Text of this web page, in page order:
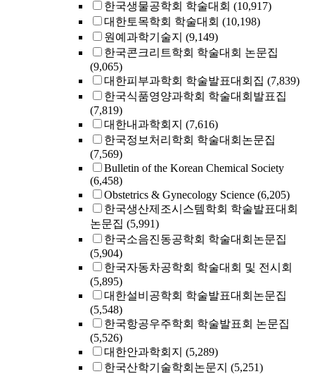
한국생물공학회 학술대회 (10,917)
대한토목학회 학술대회 (10,198)
원예과학기술지 (9,149)
한국콘크리트학회 학술대회 논문집
(9,065)
대한피부과학회 학술발표대회집 (7,839)
한국식품영양과학회 학술대회발표집
(7,819)
대한내과학회지 (7,616)
한국정보처리학회 학술대회논문집
(7,569)
Bulletin of the Korean Chemical Society
(6,458)
Obstetrics & Gynecology Science (6,205)
한국생산제조시스템학회 학술발표대회
논문집 (5,991)
한국소음진동공학회 학술대회논문집
(5,904)
한국자동차공학회 학술대회 및 전시회
(5,895)
대한설비공학회 학술발표대회논문집
(5,548)
한국항공우주학회 학술발표회 논문집
(5,526)
대한안과학회지 (5,289)
한국산학기술학회논문지 (5,251)